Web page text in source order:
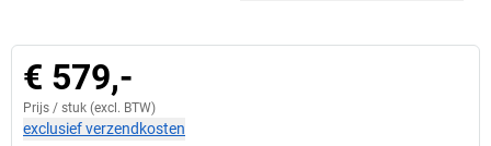
€ 579,-
Prijs / stuk (excl. BTW)
exclusief verzendkosten